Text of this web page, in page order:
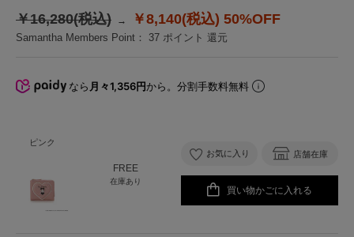
￥16,280(税込) ￥8,140(税込) 50%OFF
Samantha Members Point： 37 ポイント 還元
なら 月々1,356円から。分割手数料無料
ピンク
FREE
在庫あり
お気に入り 店舗在庫
買い物かごに入れる